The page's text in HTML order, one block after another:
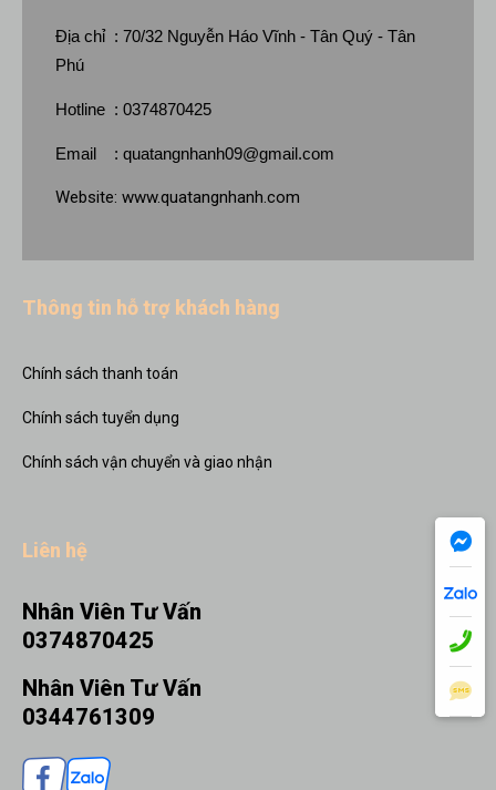
Địa chỉ : 70/32 Nguyễn Háo Vĩnh - Tân Quý - Tân
Phú
Hotline : 0374870425
Email : quatangnhanh09@gmail.com
Website: www.quatangnhanh.com
Thông tin hỗ trợ khách hàng
Chính sách thanh toán
Chính sách tuyển dụng
Chính sách vận chuyển và giao nhận
Liên hệ
Nhân Viên Tư Vấn
0374870425
Nhân Viên Tư Vấn
0344761309